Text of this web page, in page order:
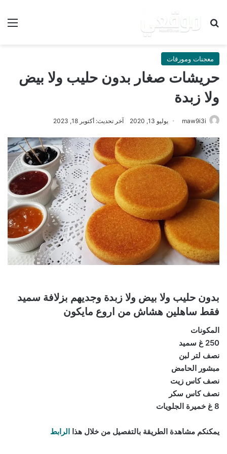
بحث عن
معجنات ومورقات
حريشات صغار بدون حليب ولا بيض
ولا زبدة
maw9i3i يوليو 13, 2020 آخر تحديث: أكتوبر 18, 2023
بدون حليب ولا بيض ولا زبدة وجديهم بزلافة سميد
فقط ساهلين هشاش من اروع مايكون
المكونات
250 غ سميد
نصف لتر لبن
مبشور الحامض
نصف كاس زيت
نصف كاس سكر
8 غ خميرة الجلويات
يمكنكم مشاهدة الطريقة بالتفصيل من خلال هذا الرابط